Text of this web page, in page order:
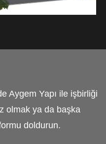
Aygem Yapı ile işbirliği
olmak ya da başka
doldurun.